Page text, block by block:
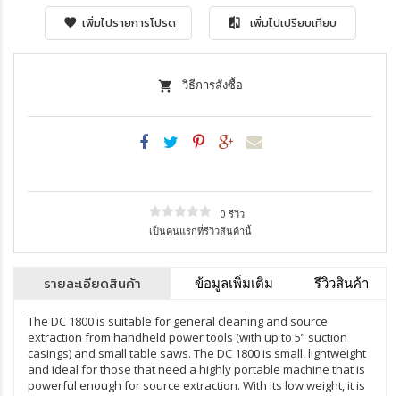
เพิ่มไปรายการโปรด เพิ่มไปเปรียบเทียบ
วิธีการสั่งซื้อ
0 รีวิว
เป็นคนแรกที่รีวิวสินค้านี้
รายละเอียดสินค้า ข้อมูลเพิ่มเติม รีวิวสินค้า
The DC 1800 is suitable for general cleaning and source
extraction from handheld power tools (with up to 5” suction
casings) and small table saws. The DC 1800 is small, lightweight
and ideal for those that need a highly portable machine that is
powerful enough for source extraction. With its low weight, it is